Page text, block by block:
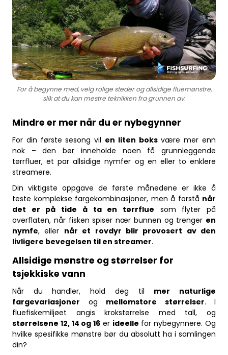
For å begynne med, velg rolige steder og allsidige fluemønstre,
slik at du kan mestre teknikken fra grunnen av.
Mindre er mer når du er nybegynner
For din første sesong vil en liten boksvære mer enn
nok – den bør inneholde noen få grunnleggende
tørrfluer, et par allsidige nymfer og en eller to enklere
streamere.
Din viktigste oppgave de første månedene er ikke å
teste komplekse fargekombinasjoner, men å forstå når
det er på tide å ta en tørrflue som flyter på
overflaten, når fisken spiser nær bunnen og trenger en
nymfe, eller når et rovdyr blir provosert av den
livligere bevegelsen til en streamer.
Allsidige mønstre og størrelser for
tsjekkiske vann
Når du handler, hold deg til mer naturlige
fargevariasjoner og mellomstore størrelser. I
fluefiskemiljøet angis krokstørrelse med tall, og
størrelsene 12, 14 og 16 er ideelle for nybegynnere. Og
hvilke spesifikke mønstre bør du absolutt ha i samlingen
din?